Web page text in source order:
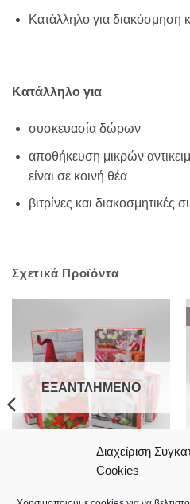
Διαχείριση
Cookies
Κατάλληλο για διακόσμηση
Κατάλληλο για
συσκευασία δώρων
αποθήκευση μικρών
είναι σε κοινή θέα
βιτρίνες και διακοσμητικές
Σχετικά Προϊόντα
ΕΞΑΝΤΛΗΜΈΝΟ
Τετράγωνα χριστουγεννιάτικα